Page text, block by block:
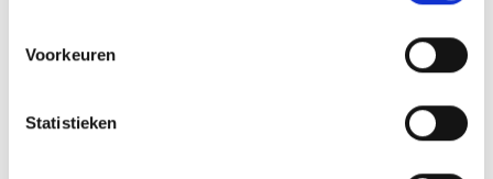
Voorkeuren
Statistieken
_gcl_au
3
en